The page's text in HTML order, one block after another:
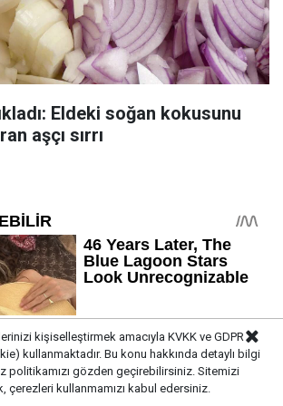
Eldeki soğan kokusunu
aşçı sırrı
kişiselleştirmek amacıyla KVKK ve GDPR
kullanmaktadır. Bu konu hakkında detaylı bilgi
politikamızı gözden geçirebilirsiniz. Sitemizi
çerezleri kullanmamızı kabul edersiniz.